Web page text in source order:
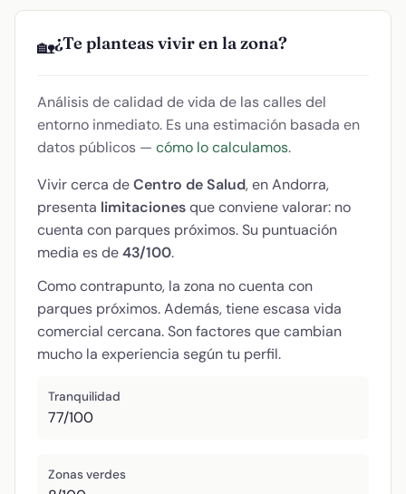
🏡¿Te planteas vivir en la zona?
Análisis de calidad de vida de las calles del
entorno inmediato. Es una estimación basada en
datos públicos — cómo lo calculamos.
Vivir cerca deCentro de Salud, en Andorra,
presenta limitacionesque conviene valorar: no
cuenta con parques próximos. Su puntuación
media es de43/100.
Como contrapunto, la zona no cuenta con
parques próximos. Además, tiene escasa vida
comercial cercana. Son factores que cambian
mucho la experiencia según tu perfil.
Tranquilidad
77/100
Zonas verdes